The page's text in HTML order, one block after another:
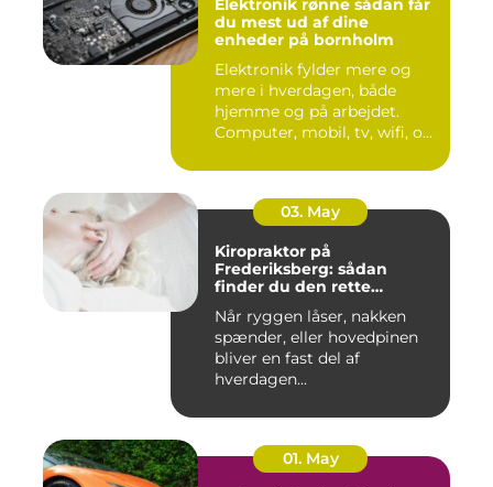
Elektronik rønne sådan får
du mest ud af dine
enheder på bornholm
Elektronik fylder mere og
mere i hverdagen, både
hjemme og på arbejdet.
Computer, mobil, tv, wifi, o...
03. May
Kiropraktor på
Frederiksberg: sådan
finder du den rette
Når ryggen låser, nakken
spænder, eller hovedpinen
bliver en fast del af
hverdagen...
01. May